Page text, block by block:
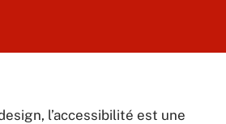
l’accessibilité est une